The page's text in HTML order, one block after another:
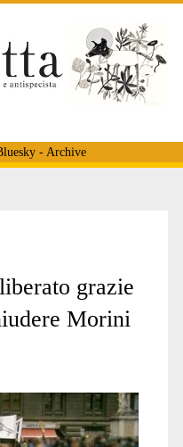
- Archive
grazie
Morini